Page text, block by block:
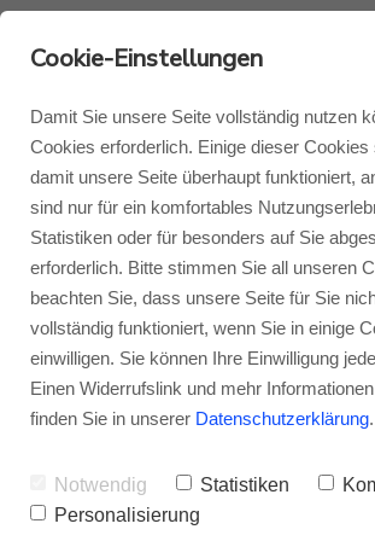
Monitor Audio
Monitor Audio Custom Install
Roksan
Blok
Blog Monitor Audio
Blog Roksan
Blog Blok
Monitor Audio
Erfahrungsberichten und Foren
Orientierung, wenn es um Ihren
Cookie-Einstellungen
Damit Sie unsere Seite vollständig nutzen
Cookies erforderlich. Einige dieser Cookies
damit unsere Seite überhaupt funktioniert,
sind nur für ein komfortables
Statistiken oder für besonders auf Sie
erforderlich. Bitte stimmen Sie all unseren
beachten Sie, dass unsere Seite für Sie
vollständig funktioniert, wenn Sie in einige
einwilligen. Sie können Ihre Einwilligung
Einen Widerrufslink und mehr
finden Sie in unserer Datenschutzerklärung.
Notwendig Statistiken
Personalisierung